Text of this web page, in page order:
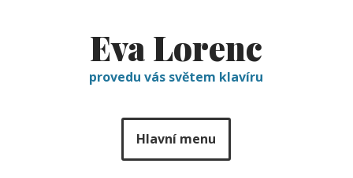
Eva Lorenc
provedu vás světem klavíru
Hlavní menu